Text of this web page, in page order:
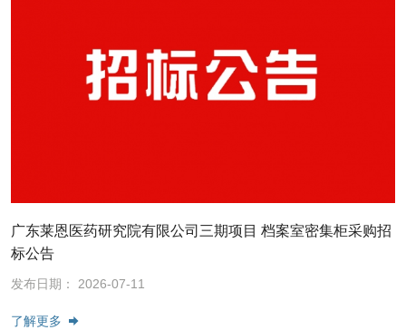
广东莱恩医药研究院有限公司三期项目 档案室密集柜采购招
标公告
发布日期： 2026-07-11
了解更多